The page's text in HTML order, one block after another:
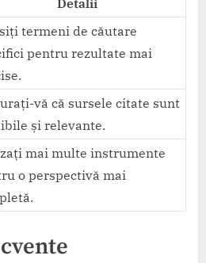
Detalii
termeni de căutare
pentru rezultate mai
vă că sursele citate sunt
și relevante.
mai multe instrumente
o perspectivă mai